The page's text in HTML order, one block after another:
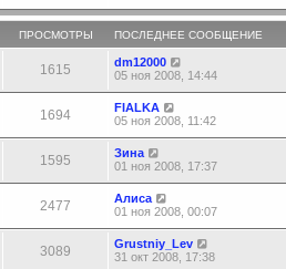
ПРОСМОТРЫ ПОСЛЕДНЕЕ СООБЩЕНИЕ
1615
dm12000
05 ноя 2008, 14:44
1694
FIALKA
05 ноя 2008, 11:42
1595
Зина
01 ноя 2008, 17:37
2477
Алиса
01 ноя 2008, 00:07
3089
Grustniy_Lev
31 окт 2008, 17:38